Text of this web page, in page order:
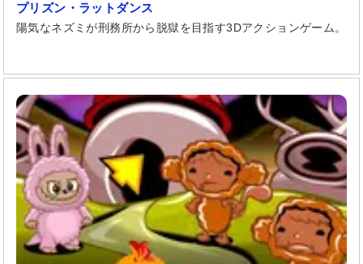
プリズン・ラットダンス
陽気なネズミが刑務所から脱獄を目指す3Dアクションゲーム。